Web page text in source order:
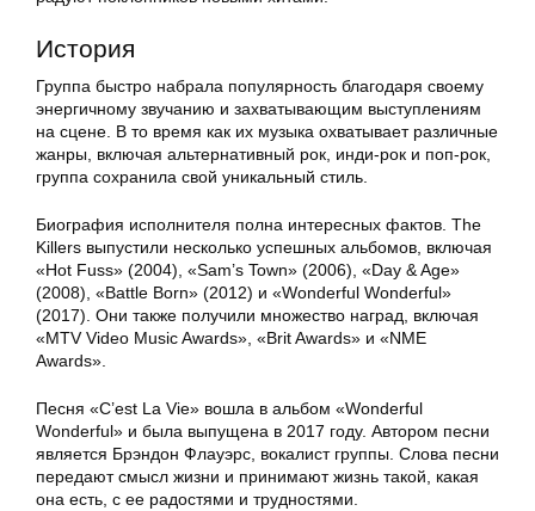
История
Группа быстро набрала популярность благодаря своему
энергичному звучанию и захватывающим выступлениям
на сцене. В то время как их музыка охватывает различные
жанры, включая альтернативный рок, инди-рок и поп-рок,
группа сохранила свой уникальный стиль.
Биография исполнителя полна интересных фактов. The
Killers выпустили несколько успешных альбомов, включая
«Hot Fuss» (2004), «Sam’s Town» (2006), «Day & Age»
(2008), «Battle Born» (2012) и «Wonderful Wonderful»
(2017). Они также получили множество наград, включая
«MTV Video Music Awards», «Brit Awards» и «NME
Awards».
Песня «C’est La Vie» вошла в альбом «Wonderful
Wonderful» и была выпущена в 2017 году. Автором песни
является Брэндон Флауэрс, вокалист группы. Слова песни
передают смысл жизни и принимают жизнь такой, какая
она есть, с ее радостями и трудностями.